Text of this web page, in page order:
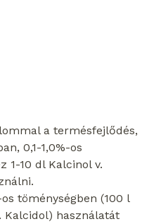
a termésfejlődés,
0,1-1,0%-os
1-10 dl Kalcinol v.
töménységben (100 l
Kalcidol) használatát